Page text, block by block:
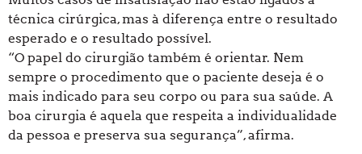
técnica cirúrgica, mas à diferença entre o resultado
esperado e o resultado possível.
“O papel do cirurgião também é orientar. Nem
sempre o procedimento que o paciente deseja é o
mais indicado para seu corpo ou para sua saúde. A
boa cirurgia é aquela que respeita a individualidade
da pessoa e preserva sua segurança”, afirma.